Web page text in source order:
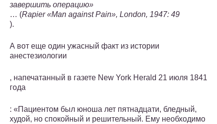
завершить операцию»
… (Rapier «Man against Pain», London, 1947: 49
).
А вот еще один ужасный факт из истории
анестезиологии
, напечатанный в газете New York Herald 21 июля 1841
года
: «Пациентом был юноша лет пятнадцати, бледный,
худой, но спокойный и решительный. Ему необходимо